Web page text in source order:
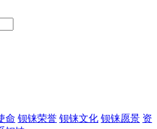
命 钡铼荣誉 钡铼文化 钡铼愿景 资